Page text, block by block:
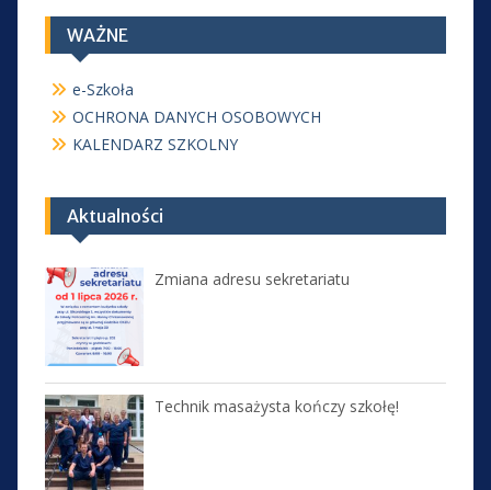
WAŻNE
e-Szkoła
OCHRONA DANYCH OSOBOWYCH
KALENDARZ SZKOLNY
Aktualności
Zmiana adresu sekretariatu
Technik masażysta kończy szkołę!